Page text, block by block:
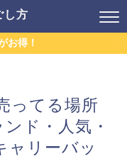
し方
お得！
ってる場所
ド・人気・
ャリーバッ